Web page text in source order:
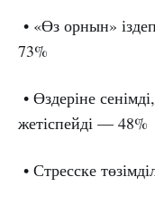
• «Өз орнын»
73%
• Өздеріне
жетіспейді — 48%
• Стресске